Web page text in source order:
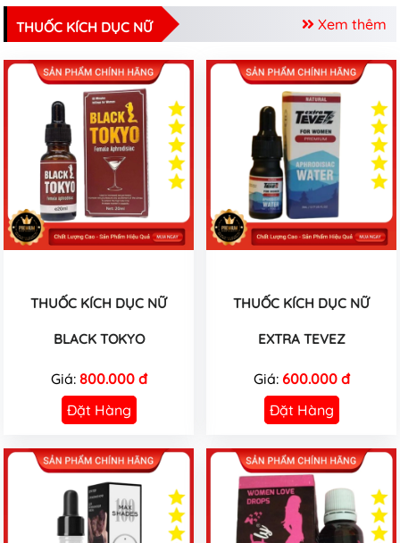
Xem thêm
THUỐC KÍCH DỤC NỮ
THUỐC KÍCH DỤC NỮ
BLACK TOKYO
Giá: 800.000 đ
Đặt Hàng
THUỐC KÍCH DỤC NỮ
EXTRA TEVEZ
Giá: 600.000 đ
Đặt Hàng